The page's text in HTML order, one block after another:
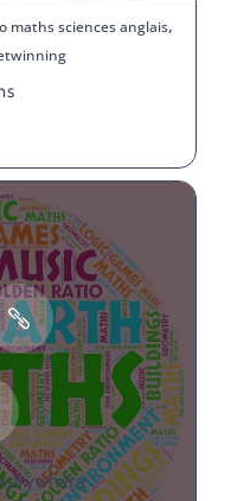
maths sciences anglais,